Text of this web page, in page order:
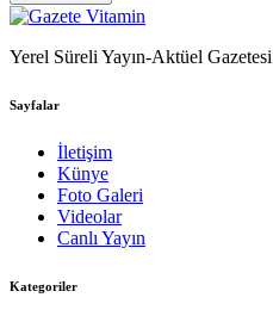
Yerel Süreli Yayın-Aktüel Gazetesi
Sayfalar
İletişim
Künye
Foto Galeri
Videolar
Canlı Yayın
Kategoriler